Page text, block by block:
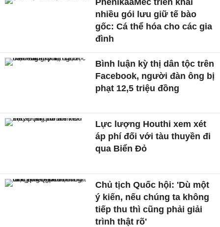
nhiều gói lưu giữ tế bào
gốc: Cá thể hóa cho các gia
đình
Bình luận kỳ thị dân tộc trên
Facebook, người đàn ông bị
phạt 12,5 triệu đồng
Lực lượng Houthi xem xét
áp phí đối với tàu thuyền đi
qua Biển Đỏ
Chủ tịch Quốc hội: 'Dù một
ý kiến, nếu chúng ta không
tiếp thu thì cũng phải giải
trình thật rõ'